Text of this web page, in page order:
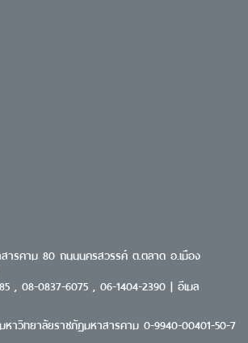
ารคาม 80 ถนนนครสวรรค์ ต.ตลาด อ.เมือง
, 08-0837-6075 , 06-1404-2390 | อีเมล
หาวิทยาลัยราชภัฏมหาสารคาม 0-9940-00401-50-7